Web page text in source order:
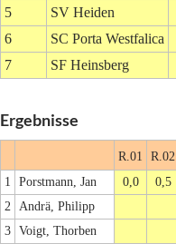
5
SV Heiden
6
SC Porta Westfalica
7
SF Heinsberg
Ergebnisse
R.01 R.02
1
Porstmann, Jan 0,0 0,5
2 Andrä, Philipp
3 Voigt, Thorben